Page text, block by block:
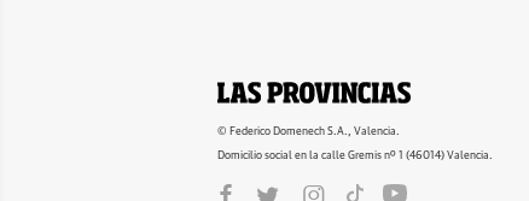
© Federico Domenech S.A., Valencia.
Domicilio social en la calle Gremis nº 1 (46014) Valencia.